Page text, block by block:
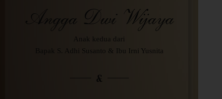
Angga Dwi Wijaya
Anak kedua dari
Bapak S. Adhi Susanto & Ibu Irni Yusnita
&